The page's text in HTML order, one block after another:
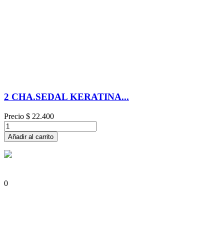
2 CHA.SEDAL KERATINA...
Precio $ 22.400
Añadir al carrito
0